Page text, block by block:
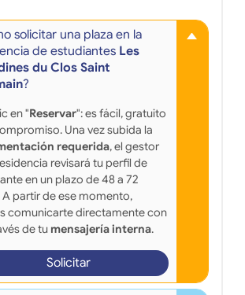
solicitar una plaza en la
de estudiantes Les
du Clos Saint
?
en "Reservar": es fácil, gratuito
Una vez subida la
requerida, el gestor
revisará tu perfil de
en un plazo de 48 a 72
A partir de ese momento,
comunicarte directamente con
de tu mensajería interna.
Solicitar